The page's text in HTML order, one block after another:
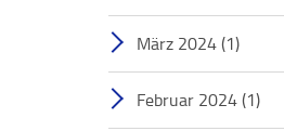
März 2024(1)
Februar 2024(1)